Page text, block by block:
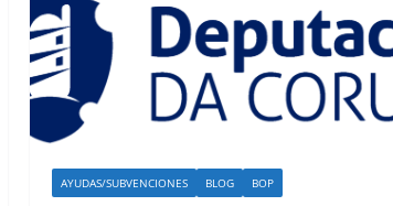
AYUDAS/SUBVENCIONES BLOG BOP